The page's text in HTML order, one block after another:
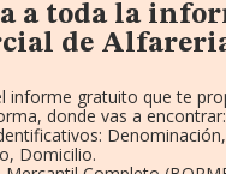
a toda la
de
informe gratuito que te
donde vas a encontrar:
Domicilio.